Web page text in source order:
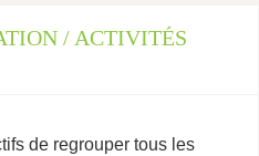
/ ACTIVITÉS
de regrouper tous les